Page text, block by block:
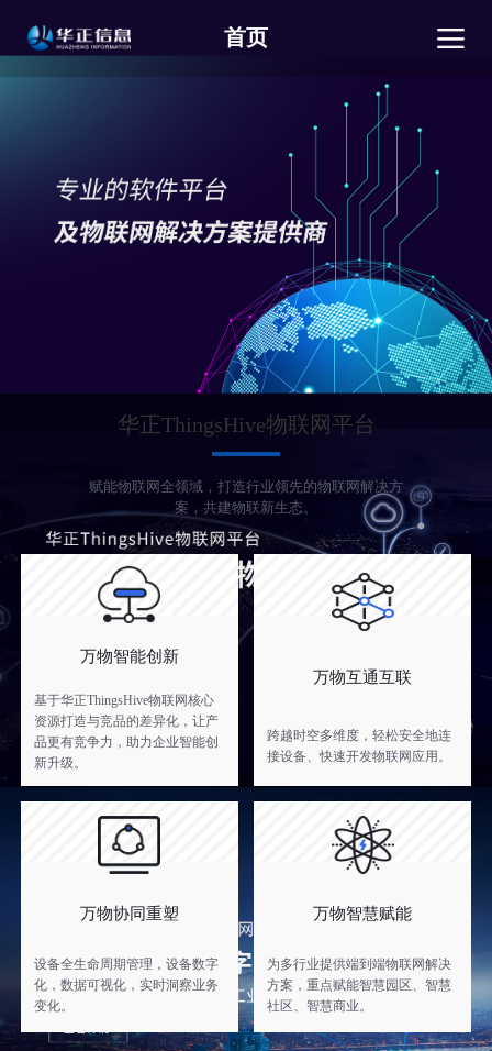
首页
华正ThingsHive物联网平台
赋能物联网全领域，打造行业领先的物联网解决方
案，共建物联新生态。
万物智能创新
基于华正ThingsHive物联网核心
资源打造与竞品的差异化，让产
品更有竞争力，助力企业智能创
新升级。
万物互通互联
跨越时空多维度，轻松安全地连
接设备、快速开发物联网应用。
万物协同重塑
设备全生命周期管理，设备数字
化，数据可视化，实时洞察业务
变化。
万物智慧赋能
为多行业提供端到端物联网解决
方案，重点赋能智慧园区、智慧
社区、智慧商业。